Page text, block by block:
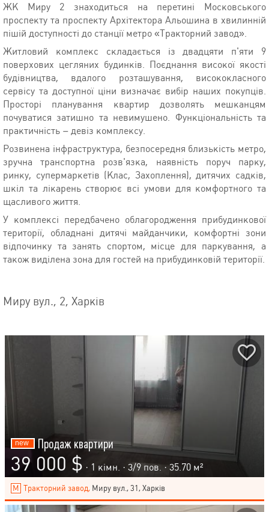
ЖК Миру 2 знаходиться на перетині Московського
проспекту та проспекту Архітектора Альошина в хвилинній
пішій доступності до станції метро «Тракторний завод».
Житловий комплекс складається із двадцяти п'яти 9
поверхових цегляних будинків. Поєднання високої якості
будівництва, вдалого розташування, висококласного
сервісу та доступної ціни визначає вибір наших покупців.
Просторі планування квартир дозволять мешканцям
почуватися затишно та невимушено. Функціональність та
практичність – девіз комплексу.
Розвинена інфраструктура, безпосередня близькість метро,
​​зручна транспортна розв'язка, наявність поруч парку,
ринку, супермаркетів (Клас, Захоплення), дитячих садків,
шкіл та лікарень створює всі умови для комфортного та
щасливого життя.
У комплексі передбачено облагородження прибудинкової
території, обладнані дитячі майданчики, комфортні зони
відпочинку та занять спортом, місце для паркування, а
також виділена зона для гостей на прибудинковій території.
Миру вул., 2, Харків
Продаж квартири
39 000 $ · 1 кімн. · 3/9 пов. · 35.70 м²
Тракторний завод, Миру вул., 31, Харків